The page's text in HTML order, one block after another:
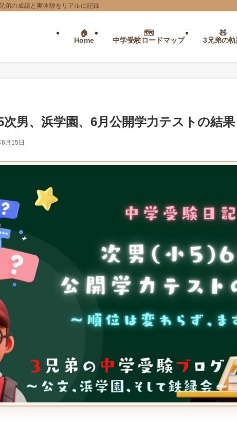
弟の成績と実体験をリアルに記録
Home 中学受験ロードマップ 3兄弟の
次男、浜学園、6月公開学力テストの結果
月15日